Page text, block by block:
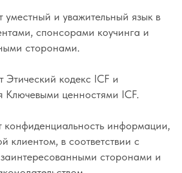
уместный и уважительный язык в
спонсорами коучинга и
сторонами.
Этический кодекс ICF и
Ключевыми ценностями ICF.
конфиденциальность информации,
клиентом, в соответствии с
сторонами и